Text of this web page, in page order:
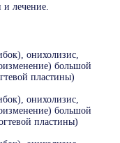
лечение.
онихолизис,
большой
пластины)
онихолизис,
большой
пластины)